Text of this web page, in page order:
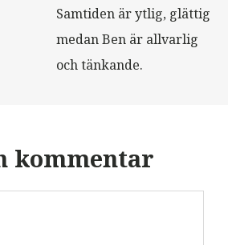
Samtiden är ytlig, glättig
medan Ben är allvarlig
och tänkande.
kommentar